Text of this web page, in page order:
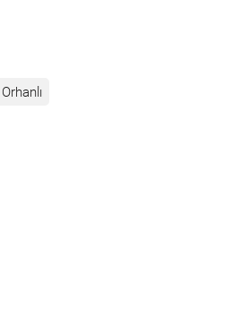
Orhanlı